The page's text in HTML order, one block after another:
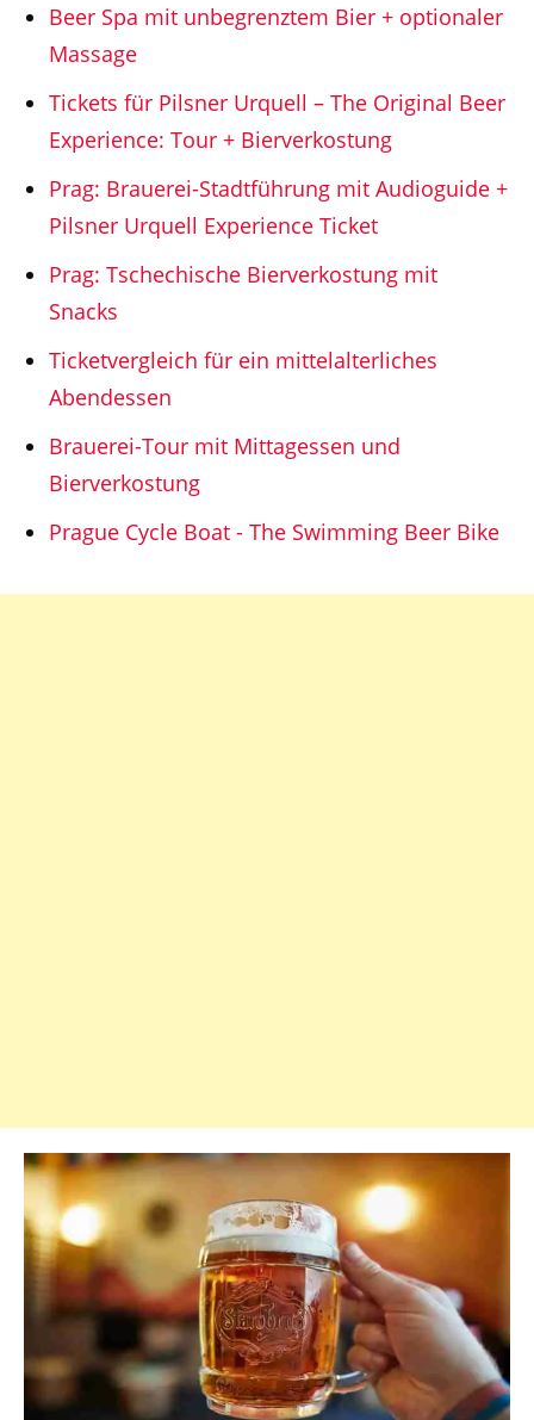
Beer Spa mit unbegrenztem Bier + optionaler
Massage
Tickets für Pilsner Urquell – The Original Beer
Experience: Tour + Bierverkostung
Prag: Brauerei-Stadtführung mit Audioguide +
Pilsner Urquell Experience Ticket
Prag: Tschechische Bierverkostung mit
Snacks
Ticketvergleich für ein mittelalterliches
Abendessen
Brauerei-Tour mit Mittagessen und
Bierverkostung
Prague Cycle Boat - The Swimming Beer Bike